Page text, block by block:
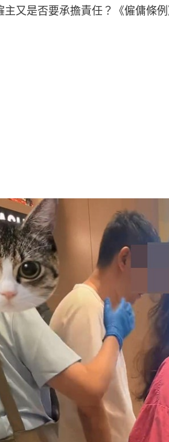
主又是否要承擔責任？《僱傭條